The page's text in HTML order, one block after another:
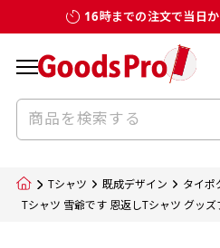
16時までの注文で当日
Tシャツ 既成デザイン タイポ
Tシャツ 雪爺です 恩返しTシャツ グッズ
お客様からのデータ入
する場合
入稿いただくデータは
のデータとさせていた
デザイン変更なしでのご
ルで製品デザインをした
指します。当グッズプロ
のぼり旗のデザインをす
のぼり旗のデザインとし
上側にポールを通すミミ
サイズ
既製品のサイズについて
お客様オリジナルサイズ
につきましてはお気軽に
サイズ
既製品のサイズについて
お客様オリジナルサイズ
につきましてはお気軽に
一般的にはチチの位置は
ポールに通す際には上辺
が左右どちらでものぼり
のぼり旗のチチについて
一般的にはチチの位置は
ポールに通す際には上辺
が左右どちらでものぼり
補強縫製って何？
補強縫製とはヒートカッ
をあげるために折り返し
の影響を受けやすい四辺
生地の
スリット（切り込
スリット（切り込み）を
疑似的にのれんのように
法です。